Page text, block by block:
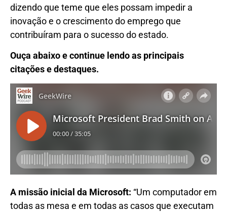
dizendo que teme que eles possam impedir a
inovação e o crescimento do emprego que
contribuíram para o sucesso do estado.
Ouça abaixo e continue lendo as principais
citações e destaques.
A missão inicial da Microsoft: “Um computador em
todas as mesa e em todas as casos que executam